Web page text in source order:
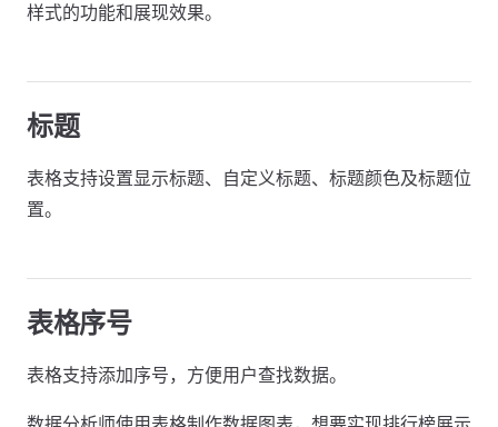
样式的功能和展现效果。
标题
表格支持设置显示标题、自定义标题、标题颜色及标题位
置。
表格序号
表格支持添加序号，方便用户查找数据。